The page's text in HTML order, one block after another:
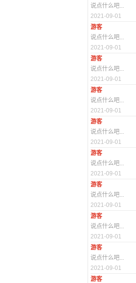
说点什么吧...
2021-09-01
游客
说点什么吧...
2021-09-01
游客
说点什么吧...
2021-09-01
游客
说点什么吧...
2021-09-01
游客
说点什么吧...
2021-09-01
游客
说点什么吧...
2021-09-01
游客
说点什么吧...
2021-09-01
游客
说点什么吧...
2021-09-01
游客
说点什么吧...
2021-09-01
游客